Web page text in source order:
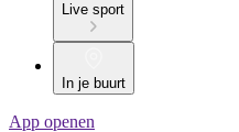
Live sport
In je buurt
App openen